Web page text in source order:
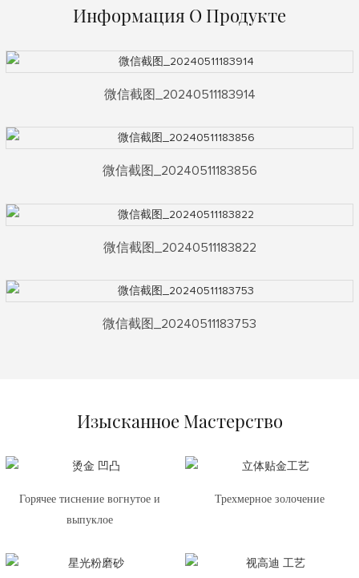
Информация О Продукте
微信截图_20240511183914
微信截图_20240511183856
微信截图_20240511183822
微信截图_20240511183753
Изысканное Мастерство
Горячее тиснение вогнутое и
выпуклое
Трехмерное золочение